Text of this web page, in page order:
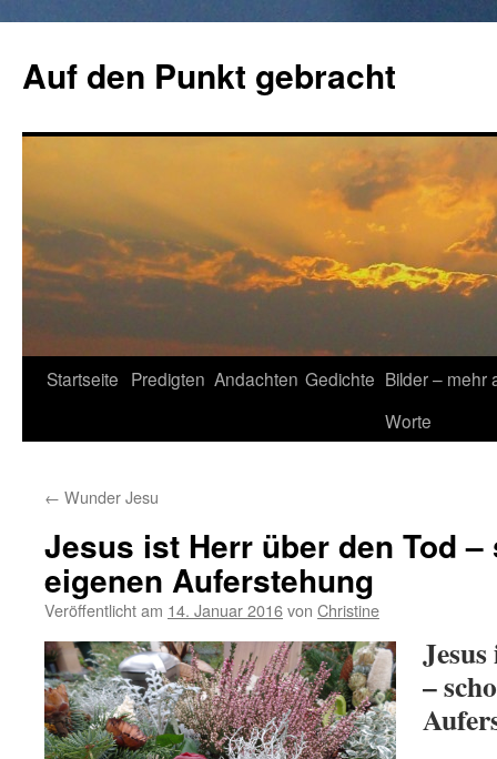
springen
Auf den Punkt gebracht
Startseite Predigten Andachten Gedichte Bilder – mehr
Worte
← Wunder Jesu
Jesus ist Herr über den Tod
eigenen Auferstehung
Veröffentlicht am 14. Januar 2016von Christine
–